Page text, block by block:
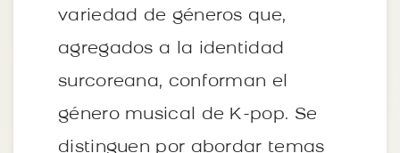
variedad de géneros que,
agregados a la identidad
surcoreana, conforman el
género musical de K-pop. Se
distinguen por abordar temas